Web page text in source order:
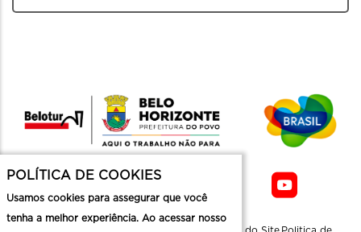
POLÍTICA DE COOKIES
Usamos cookies para assegurar que você
tenha a melhor experiência. Ao acessar nosso